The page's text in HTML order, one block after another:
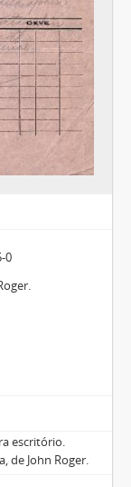
0
escritório.
de John Roger.